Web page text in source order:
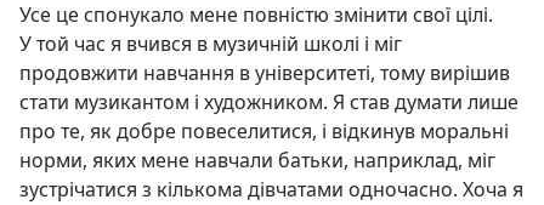
Усе це спонукало мене повністю змінити свої цілі.
У той час я вчився в музичній школі і міг
продовжити навчання в університеті, тому вирішив
стати музикантом і художником. Я став думати лише
про те, як добре повеселитися, і відкинув моральні
норми, яких мене навчали батьки, наприклад, міг
зустрічатися з кількома дівчатами одночасно. Хоча я